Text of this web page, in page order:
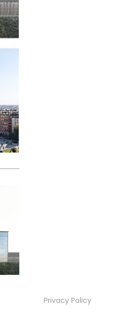
Privacy Policy